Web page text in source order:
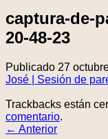
captura-de-
20-48-23
Publicado 27
José | Sesión de
Trackbacks están
comentario.
← Anterior